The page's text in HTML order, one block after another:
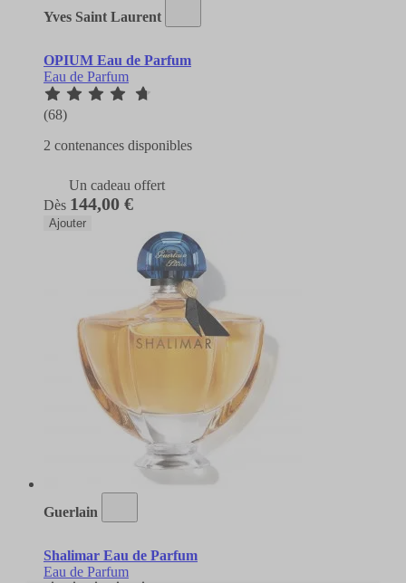
Yves Saint Laurent
OPIUM Eau de Parfum
Eau de Parfum
(68)
2 contenances disponibles
Un cadeau offert
Dès 144,00 €
Ajouter
Guerlain
Shalimar Eau de Parfum
Eau de Parfum